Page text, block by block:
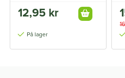
12,95 kr
På lager